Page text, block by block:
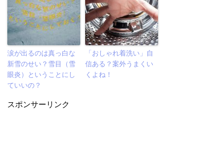
涙が出るのは真っ白な
新雪のせい？雪目（雪
眼炎）ということにし
ていいの？
「おしゃれ着洗い」自
信ある？案外うまくい
くよね！
スポンサーリンク